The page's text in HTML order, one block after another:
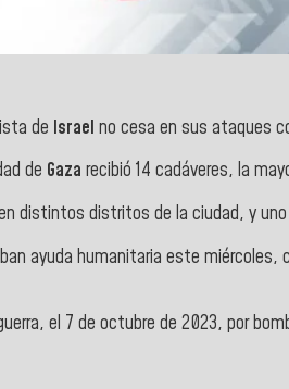
de Israel no cesa en sus ataques
de Gaza recibió 14 cadáveres, la
distintos distritos de la ciudad, y
ayuda humanitaria este
el 7 de octubre de 2023, por